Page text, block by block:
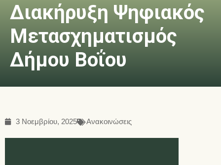
Διακήρυξη Ψηφιακός
Μετασχηματισμός
Δήμου Βοΐου
3 Νοεμβρίου, 2025 Ανακοινώσεις